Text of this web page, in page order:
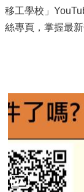
移工學校」
絲專頁，掌握最